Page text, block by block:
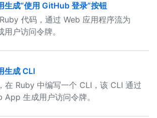
生成“使用 GitHub 登录”按钮
代码，通过 Web 应用程序流为
户访问令牌。
生成 CLI
在 Ruby 中编写一个 CLI，该 CLI 通过
生成用户访问令牌。